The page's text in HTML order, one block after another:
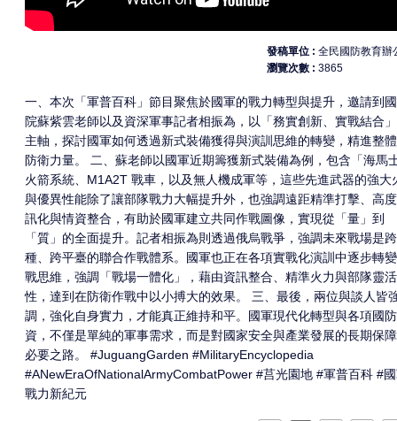
發稿單位
全民國防教育辦
瀏覽次數
3865
一、本次「軍普百科」節目聚焦於國軍的戰力轉型與提升，邀請到
院蘇紫雲老師以及資深軍事記者相振為，以「務實創新、實戰結合
主軸，探討國軍如何透過新式裝備獲得與演訓思維的轉變，精進整
防衛力量。 二、蘇老師以國軍近期籌獲新式裝備為例，包含「海馬
火箭系統、M1A2T 戰車，以及無人機成軍等，這些先進武器的強大
與優異性能除了讓部隊戰力大幅提升外，也強調遠距精準打擊、高
訊化與情資整合，有助於國軍建立共同作戰圖像，實現從「量」到
「質」的全面提升。記者相振為則透過俄烏戰爭，強調未來戰場是
種、跨平臺的聯合作戰體系。國軍也正在各項實戰化演訓中逐步轉
戰思維，強調「戰場一體化」，藉由資訊整合、精準火力與部隊靈活
性，達到在防衛作戰中以小搏大的效果。 三、最後，兩位與談人皆
調，強化自身實力，才能真正維持和平。國軍現代化轉型與各項國
資，不僅是單純的軍事需求，而是對國家安全與產業發展的長期保
必要之路。 #JuguangGarden #MilitaryEncyclopedia
#ANewEraOfNationalArmyCombatPower #莒光園地 #軍普百科 #
戰力新紀元